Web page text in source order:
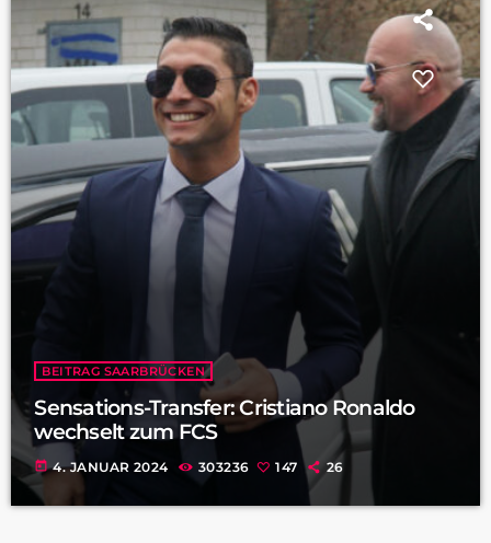
BEITRAG SAARBRÜCKEN
Sensations-Transfer: Cristiano Ronaldo
wechselt zum FCS
today 4. JANUAR 2024 303236 147 26